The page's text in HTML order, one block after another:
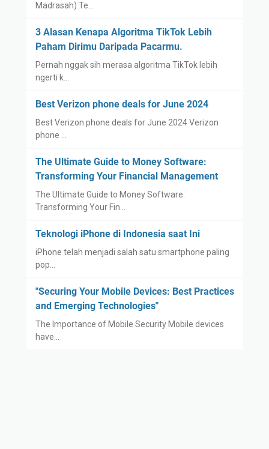
Madrasah) Te…
3 Alasan Kenapa Algoritma TikTok Lebih
Paham Dirimu Daripada Pacarmu.
Pernah nggak sih merasa algoritma TikTok lebih
ngerti k…
Best Verizon phone deals for June 2024
Best Verizon phone deals for June 2024 Verizon
phone …
The Ultimate Guide to Money Software:
Transforming Your Financial Management
The Ultimate Guide to Money Software:
Transforming Your Fin…
Teknologi iPhone di Indonesia saat Ini
iPhone telah menjadi salah satu smartphone paling
pop…
"Securing Your Mobile Devices: Best Practices
and Emerging Technologies"
The Importance of Mobile Security Mobile devices
have…